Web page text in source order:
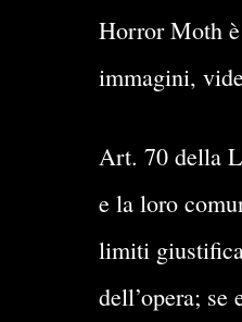
Horror Moth
immagini,
Art. 70 della
e la loro
limiti
dell’opera;